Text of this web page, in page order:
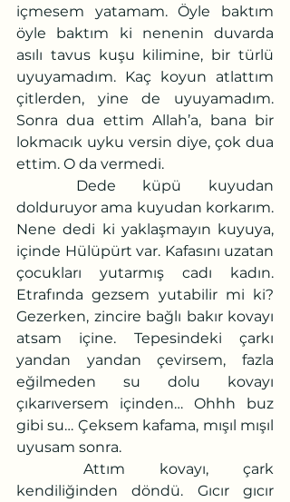
içmesem yatamam. Öyle baktım
öyle baktım ki nenenin duvarda
asılı tavus kuşu kilimine, bir türlü
uyuyamadım. Kaç koyun atlattım
çitlerden, yine de uyuyamadım.
Sonra dua ettim Allah’a, bana bir
lokmacık uyku versin diye, çok dua
ettim. O da vermedi.
dolduruyor ama kuyudan korkarım.
Nene dedi ki yaklaşmayın kuyuya,
içinde Hülüpürt var. Kafasını uzatan
çocukları yutarmış cadı kadın.
Etrafında gezsem yutabilir mi ki?
Gezerken, zincire bağlı bakır kovayı
atsam içine. Tepesindeki çarkı
yandan yandan çevirsem, fazla
eğilmeden su dolu kovayı
çıkarıversem içinden… Ohhh buz
gibi su… Çeksem kafama, mışıl mışıl
uyusam sonra.
kendiliğinden döndü. Gıcır gıcır